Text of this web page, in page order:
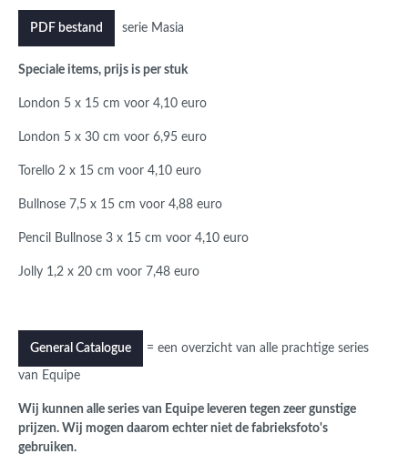
PDF bestand serie Masia
Speciale items, prijs is per stuk
London 5 x 15 cm voor 4,10 euro
London 5 x 30 cm voor 6,95 euro
Torello 2 x 15 cm voor 4,10 euro
Bullnose 7,5 x 15 cm voor 4,88 euro
Pencil Bullnose 3 x 15 cm voor 4,10 euro
Jolly 1,2 x 20 cm voor 7,48 euro
General Catalogue = een overzicht van alle prachtige series
van Equipe
Wij kunnen alle series van Equipe leveren tegen zeer gunstige
prijzen. Wij mogen daarom echter niet de fabrieksfoto's
gebruiken.